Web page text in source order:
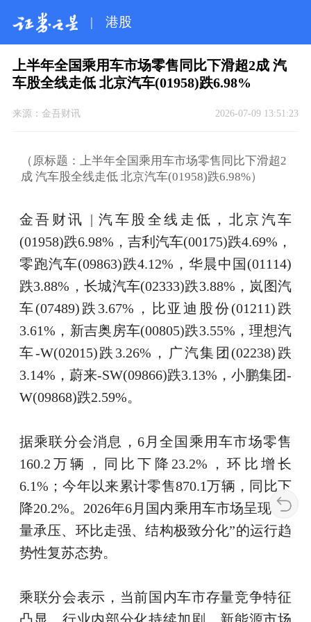
| 港股
上半年全国乘用车市场零售同比下滑超2成 汽
车股全线走低 北京汽车(01958)跌6.98%
来源： 金吾财讯 2026-07-09 13:51:23
（原标题：上半年全国乘用车市场零售同比下滑超2
成 汽车股全线走低 北京汽车(01958)跌6.98%）
金吾财讯 | 汽车股全线走低，北京汽车
(01958)跌6.98%，吉利汽车(00175)跌4.69%，
零跑汽车(09863)跌4.12%，华晨中国(01114)
跌3.88%，长城汽车(02333)跌3.88%，岚图汽
车(07489)跌3.67%，比亚迪股份(01211)跌
3.61%，新吉奥房车(00805)跌3.55%，理想汽
车-W(02015)跌3.26%，广汽集团(02238)跌
3.14%，蔚来-SW(09866)跌3.13%，小鹏集团-
W(09868)跌2.59%。
据乘联分会消息，6月全国乘用车市场零售
160.2万辆，同比下降23.2%，环比增长
6.1%；今年以来累计零售870.1万辆，同比下
降20.2%。2026年6月国内乘用车市场呈现“总
量承压、环比走强、结构极致分化”的运行趋
势性复苏态势。
乘联分会表示，当前国内车市存量竞争特征